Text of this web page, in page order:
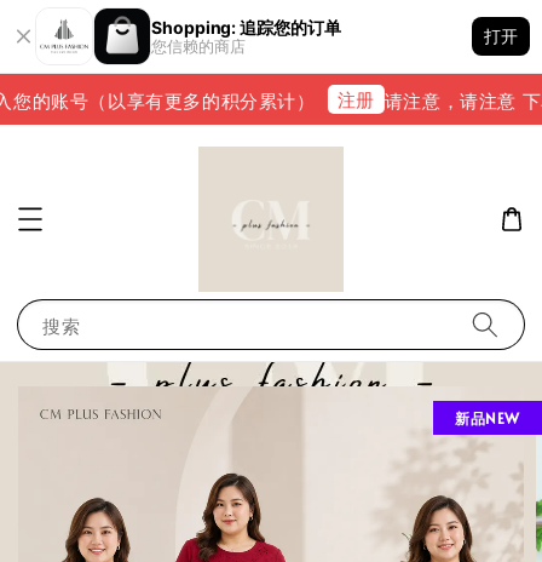
Shopping: 追踪您的订单
您信赖的商店
打开
的账号（以享有更多的积分累计） 注册 请注意，请注意 下
搜索
新品NEW